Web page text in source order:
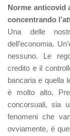
Norme anticovid
concentrando
Una delle
dell’economia.
nessuno. Le
credito e il
bancaria e quella
è molto alto.
concorsuali, sia
fenomeni che
ovviamente, è